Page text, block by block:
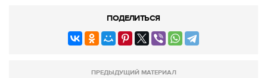
ПОДЕЛИТЬСЯ
ПРЕДЫДУЩИЙ МАТЕРИАЛ